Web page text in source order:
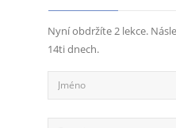
Nyní obdržíte 2 lekce.
14ti dnech.